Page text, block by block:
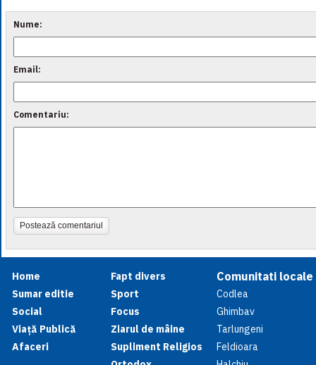
Nume:
Email:
Comentariu:
Postează comentariul
Home
Sumar editie
Social
Viață Publică
Afaceri
Fapt divers
Sport
Focus
Ziarul de mâine
Supliment Religios
Comunitati locale
Codlea
Ghimbav
Tarlungeni
Feldioara